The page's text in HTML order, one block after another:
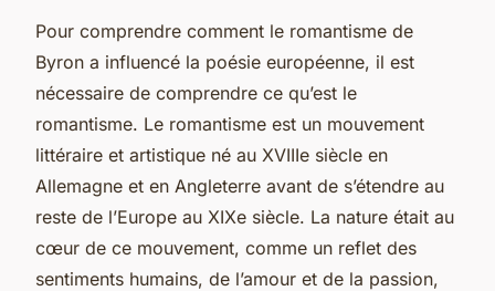
Pour comprendre comment le romantisme de
Byron a influencé la poésie européenne, il est
nécessaire de comprendre ce qu’est le
romantisme. Le romantisme est un mouvement
littéraire et artistique né au XVIIIe siècle en
Allemagne et en Angleterre avant de s’étendre au
reste de l’Europe au XIXe siècle. La nature était au
cœur de ce mouvement, comme un reflet des
sentiments humains, de l’amour et de la passion,